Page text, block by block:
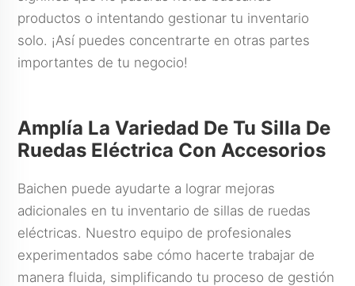
productos o intentando gestionar tu inventario
solo. ¡Así puedes concentrarte en otras partes
importantes de tu negocio!
Amplía La Variedad De Tu Silla De
Ruedas Eléctrica Con Accesorios
Baichen puede ayudarte a lograr mejoras
adicionales en tu inventario de sillas de ruedas
eléctricas. Nuestro equipo de profesionales
experimentados sabe cómo hacerte trabajar de
manera fluida, simplificando tu proceso de gestión